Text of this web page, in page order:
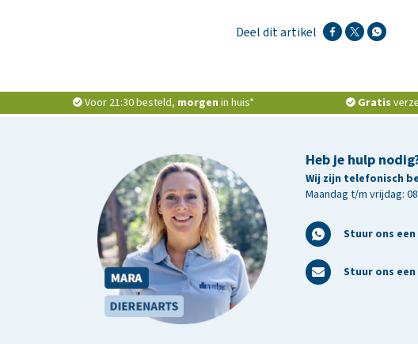
Deel dit artikel
Voor 21:30 besteld, morgen in huis* Gratis
Heb je hulp
Wij zijn telefonisch
Maandag t/m vrijdag:
Stuur ons
Stuur ons